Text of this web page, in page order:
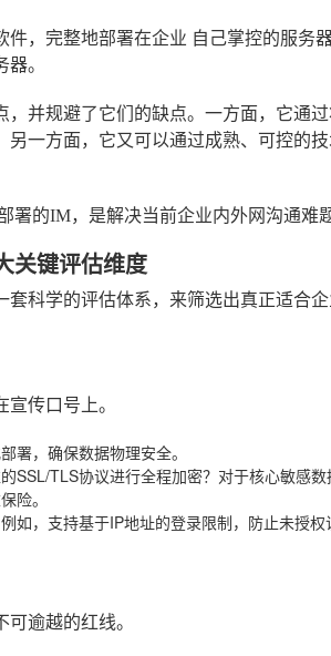
件，完整地部署在企业 自己掌控的服务
。
并规避了它们的缺点。一方面，它通
一方面，它又可以通过成熟、可控的
署的IM，是解决当前企业内外网沟通难
关键评估维度
科学的评估体系，来筛选出真正适合
传口号上。
署，确保数据物理安全。
SSL/TLS协议进行全程加密？对于核心敏感
险。
如，支持基于IP地址的登录限制，防止未授
逾越的红线。